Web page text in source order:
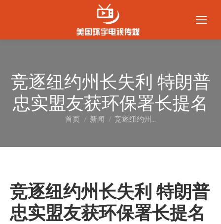
竞逐纽约州长失利 特朗普
忠实盟友获环保署长提名
您在这里：
首页 新闻 竞逐纽约州…
竞逐纽约州长失利 特朗普
忠实盟友获环保署长提名